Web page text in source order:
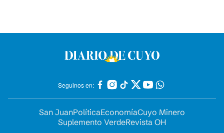
Seguinos en:
San JuanPolíticaEconomíaCuyo Minero
Suplemento VerdeRevista OH